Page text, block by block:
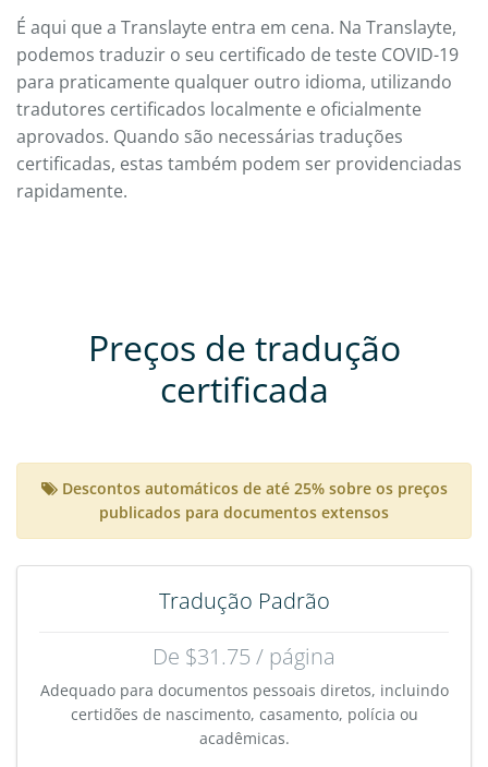
É aqui que a Translayte entra em cena. Na Translayte,
podemos traduzir o seu certificado de teste COVID-19
para praticamente qualquer outro idioma, utilizando
tradutores certificados localmente e oficialmente
aprovados. Quando são necessárias traduções
certificadas, estas também podem ser providenciadas
rapidamente.
Preços de tradução
certificada
Descontos automáticos de até 25% sobre os preços
publicados para documentos extensos
Tradução Padrão
De $31.75 / página
Adequado para documentos pessoais diretos, incluindo
certidões de nascimento, casamento, polícia ou
acadêmicas.